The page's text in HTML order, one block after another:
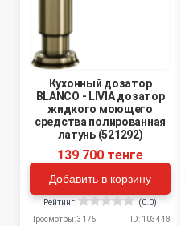
Кухонный дозатор
BLANCO - LIVIA дозатор
жидкого моющего
средства полированная
латунь (521292)
139 700 тенге
Добавить в корзину
Рейтинг:
(0.0)
Просмотры: 3175
ID: 103448